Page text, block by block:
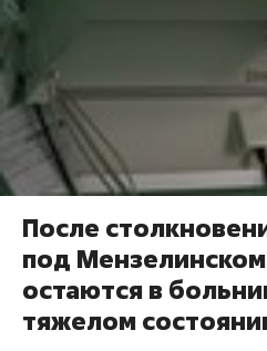
После
под
остаются в
тяжелом